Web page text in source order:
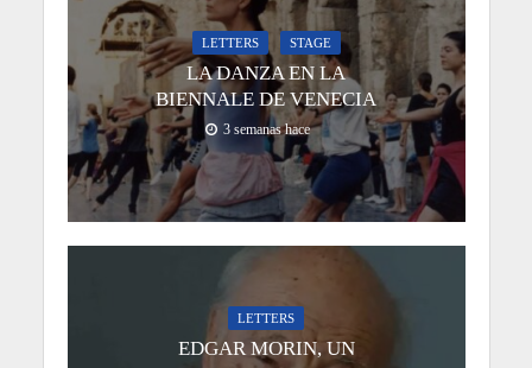
LETTERS STAGE
LA DANZA EN LA
BIENNALE DE VENECIA
3 semanas hace
LETTERS
EDGAR MORIN, UN